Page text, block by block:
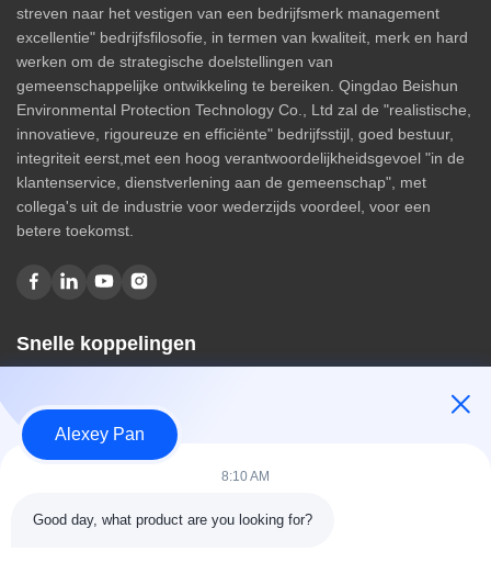
streven naar het vestigen van een bedrijfsmerk management
excellentie" bedrijfsfilosofie, in termen van kwaliteit, merk en hard
werken om de strategische doelstellingen van
gemeenschappelijke ontwikkeling te bereiken. Qingdao Beishun
Environmental Protection Technology Co., Ltd zal de "realistische,
innovatieve, rigoureuze en efficiënte" bedrijfsstijl, goed bestuur,
integriteit eerst,met een hoog verantwoordelijkheidsgevoel "in de
klantenservice, dienstverlening aan de gemeenschap", met
collega's uit de industrie voor wederzijds voordeel, voor een
betere toekomst.
Snelle koppelingen
Over ons
producten
Categorieën
Alexey Pan
8:10 AM
Good day, what product are you looking for?